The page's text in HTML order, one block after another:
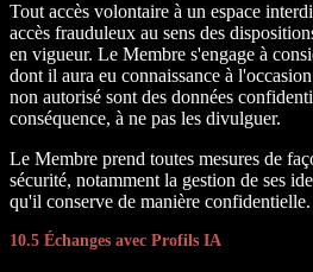
Tout accès volontaire à un espace
accès frauduleux au sens des
en vigueur. Le Membre s'engage à
dont il aura eu connaissance à
non autorisé sont des données
conséquence, à ne pas les divulguer.
Le Membre prend toutes mesures de
sécurité, notamment la gestion de ses
qu'il conserve de manière confidentielle.
10.5 Échanges avec Profils IA